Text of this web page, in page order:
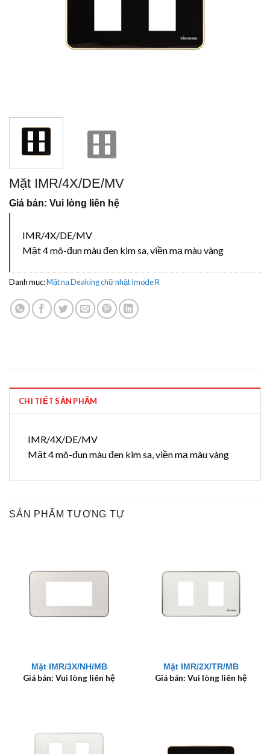
Mặt IMR/4X/DE/MV
Giá bán: Vui lòng liên hệ
IMR/4X/DE/MV
Mặt 4 mô-đun màu đen kim sa, viền mạ màu vàng
Danh mục:Mặt nạ Deaking chữ nhật Imode R
CHI TIẾT SẢN PHẨM
IMR/4X/DE/MV
Mặt 4 mô-đun màu đen kim sa, viền mạ màu vàng
SẢN PHẨM TƯƠNG TỰ
Mặt IMR/3X/NH/MB
Giá bán: Vui lòng liên hệ
Mặt IMR/2X/TR/MB
Giá bán: Vui lòng liên hệ